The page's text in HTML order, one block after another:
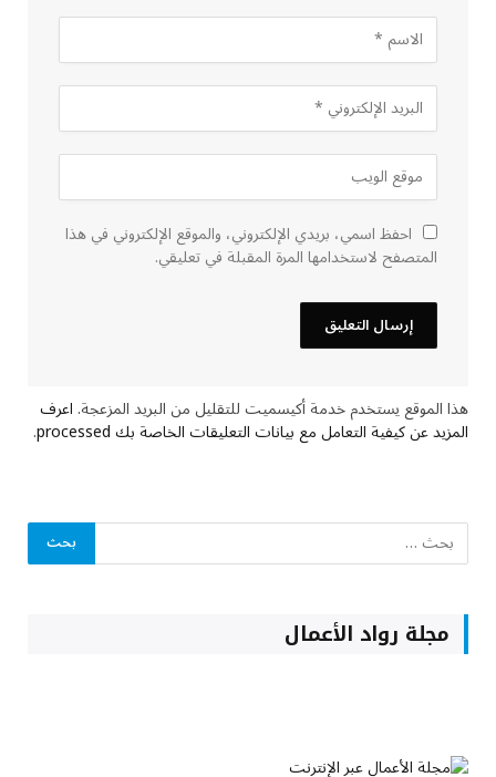
احفظ اسمي، بريدي الإلكتروني، والموقع الإلكتروني في هذا
المتصفح لاستخدامها المرة المقبلة في تعليقي.
هذا الموقع يستخدم خدمة أكيسميت للتقليل من البريد المزعجة.اعرف
المزيد عن كيفية التعامل مع بيانات التعليقات الخاصة بك processed .
مجلة رواد الأعمال